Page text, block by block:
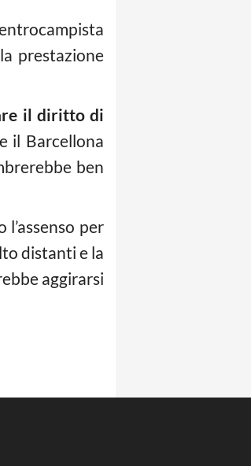
prestazione
il diritto di
il Barcellona
ben
per
distanti e la
aggirarsi